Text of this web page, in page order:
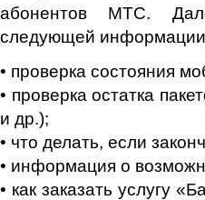
абонентов МТС.
следующей
• проверка состояния
• проверка остатка
и др.);
• что делать, если
• информация о
• как заказать услугу